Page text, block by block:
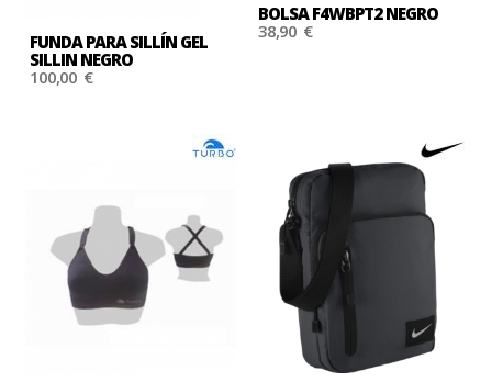
FUNDA PARA SILLÍN GEL
SILLIN NEGRO
100,00 €
BOLSA F4WBPT2 NEGRO
38,90 €